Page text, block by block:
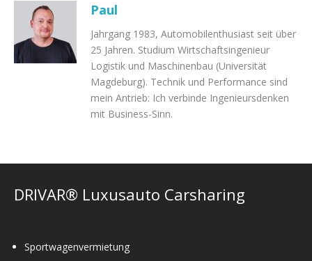
Paul
Jahrgang 1983, Automobilenthusiast seit über
25 Jahren. Studium Wirtschaftsingenieur
Logistik und Maschinenbau (Universität
Magdeburg). Technik und Performance sind
mein Antrieb: Ich verbinde Ingenieursdenken
mit Business-Sinn.
DRIVAR® Luxusauto Carsharing
Sportwagenvermietung